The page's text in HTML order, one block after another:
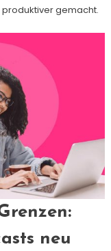
gemacht.
neu